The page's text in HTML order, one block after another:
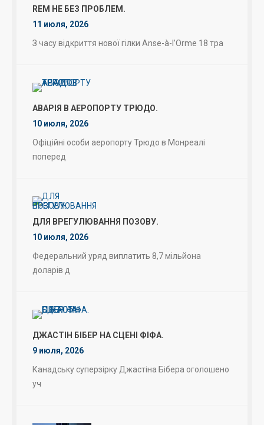
REM НЕ БЕЗ ПРОБЛЕМ.
11 июля, 2026
З часу відкриття нової гілки Anse-à-l’Orme 18 тра
АВАРІЯ В АЕРОПОРТУ ТРЮДО.
10 июля, 2026
Офіційні особи аеропорту Трюдо в Монреалі
поперед
ДЛЯ ВРЕГУЛЮВАННЯ ПОЗОВУ.
10 июля, 2026
Федеральний уряд виплатить 8,7 мільйона
доларів д
ДЖАСТІН БІБЕР НА СЦЕНІ ФІФА.
9 июля, 2026
Канадську суперзірку Джастіна Бібера оголошено
уч